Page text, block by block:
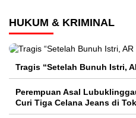
HUKUM & KRIMINAL
Tragis “Setelah Bunuh Istri,
Perempuan Asal
Curi Tiga Celana Jeans di